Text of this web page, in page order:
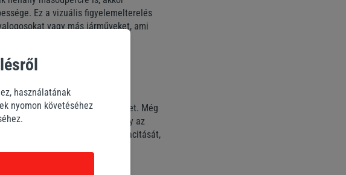
Ez a vizuális figyelemelterelés
vagy más járműveket, ami
Mobilozás
kognitív zavarokhoz is vezet. Még
egy szöveges üzenetre vagy az
az információfeldolgozás kapacitását,
használatának
nyomon követéséhez